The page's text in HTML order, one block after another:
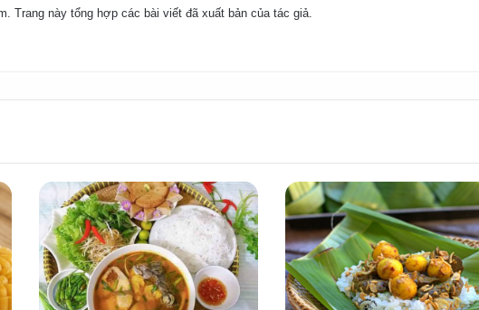
Trang này tổng hợp các bài viết đã xuất bản của tác giả.